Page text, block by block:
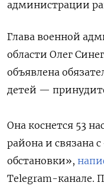
администрации
Глава военной
области Олег
объявлена
детей —
Она коснется 53
района и связана
обстановки»,
Telegram-канале.